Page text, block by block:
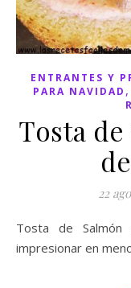
ENTRANTES Y
PARA NAVIDAD ,
Tosta de
22
Tosta de Salmón con Salsa de Rabanitos lista para
impresionar en